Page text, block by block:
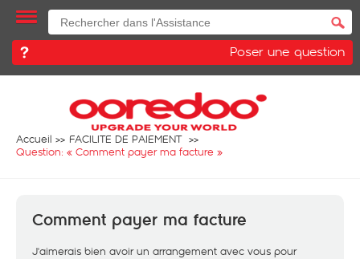
Poser une question
Accueil
FACILITE DE PAIEMENT
Question: « Comment payer ma facture »
Comment payer ma facture
J'aimerais bien avoir un arrangement avec vous pour